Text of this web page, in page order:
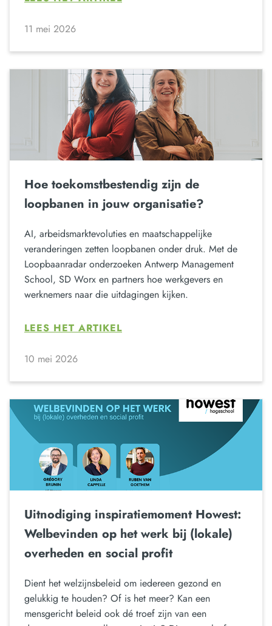
11 mei 2026
Hoe toekomstbestendig zijn de
loopbanen in jouw organisatie?
AI, arbeidsmarktevoluties en maatschappelijke
veranderingen zetten loopbanen onder druk. Met de
Loopbaanradar onderzoeken Antwerp Management
School, SD Worx en partners hoe werkgevers en
werknemers naar die uitdagingen kijken.
LEES HET ARTIKEL
10 mei 2026
Uitnodiging inspiratiemoment Howest:
Welbevinden op het werk bij (lokale)
overheden en social profit
Dient het welzijnsbeleid om iedereen gezond en
gelukkig te houden? Of is het meer? Kan een
mensgericht beleid ook dé troef zijn van een